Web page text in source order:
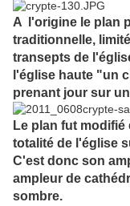
A l'origine le plan
traditionnelle,
transepts de
l'église haute "un
prenant jour sur
Le plan fut
totalité de l'église
C'est donc son
ampleur de
sombre.